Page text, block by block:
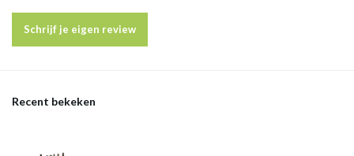
Schrijf je eigen review
Recent bekeken